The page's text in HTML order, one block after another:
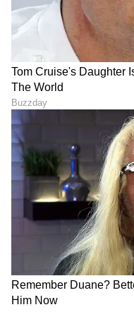
ನೀವು ಏನನ್ನಾದರೂ
ಜಾಗರೂಕರಾಗಿರಿ
ನೀವು ಎಂದಾದರೂ
ಚಿತ್ರವನ್ನು ಹಾಳು
ಯೋಚಿಸುತ್ತಿದ್ದರೆ,
ನಿಮ್ಮನ್ನು ಜೈಲಿಗೆ